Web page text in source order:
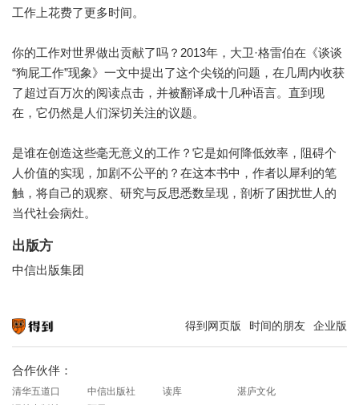
工作上花费了更多时间。
你的工作对世界做出贡献了吗？2013年，大卫·格雷伯在《谈谈
“狗屁工作”现象》一文中提出了这个尖锐的问题，在几周内收获
了超过百万次的阅读点击，并被翻译成十几种语言。直到现
在，它仍然是人们深切关注的议题。
是谁在创造这些毫无意义的工作？它是如何降低效率，阻碍个
人价值的实现，加剧不公平的？在这本书中，作者以犀利的笔
触，将自己的观察、研究与反思悉数呈现，剖析了困扰世人的
当代社会病灶。
出版方
中信出版集团
得到网页版 时间的朋友 企业版
合作伙伴：
清华五道口 中信出版社 读库
湛庐文化